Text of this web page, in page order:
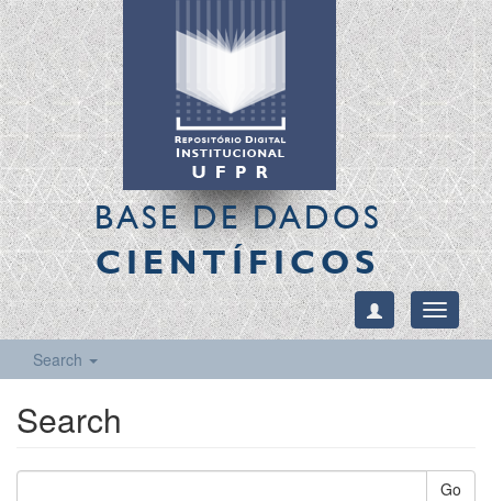
BASE DE DADOS
CIENTÍFICOS
Toggle
Search
Search
Go